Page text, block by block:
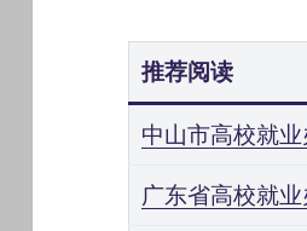
推荐阅读
中山市高校就
广东省高校就